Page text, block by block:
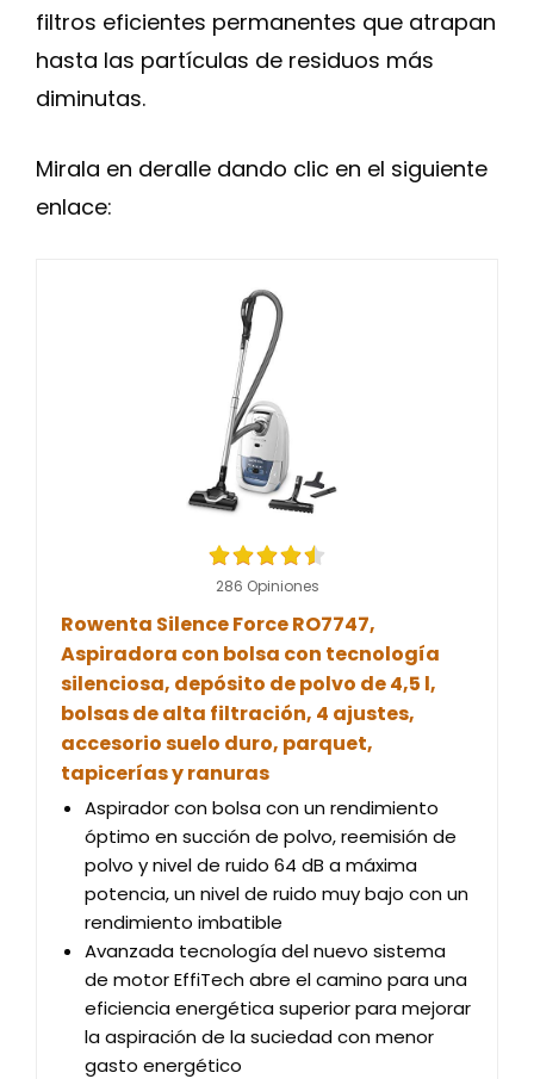
filtros eficientes permanentes que atrapan
hasta las partículas de residuos más
diminutas.
Mirala en deralle dando clic en el siguiente
enlace:
286 Opiniones
Rowenta Silence Force RO7747,
Aspiradora con bolsa con tecnología
silenciosa, depósito de polvo de 4,5 l,
bolsas de alta filtración, 4 ajustes,
accesorio suelo duro, parquet,
tapicerías y ranuras
Aspirador con bolsa con un rendimiento
óptimo en succión de polvo, reemisión de
polvo y nivel de ruido 64 dB a máxima
potencia, un nivel de ruido muy bajo con un
rendimiento imbatible
Avanzada tecnología del nuevo sistema
de motor EffiTech abre el camino para una
eficiencia energética superior para mejorar
la aspiración de la suciedad con menor
gasto energético